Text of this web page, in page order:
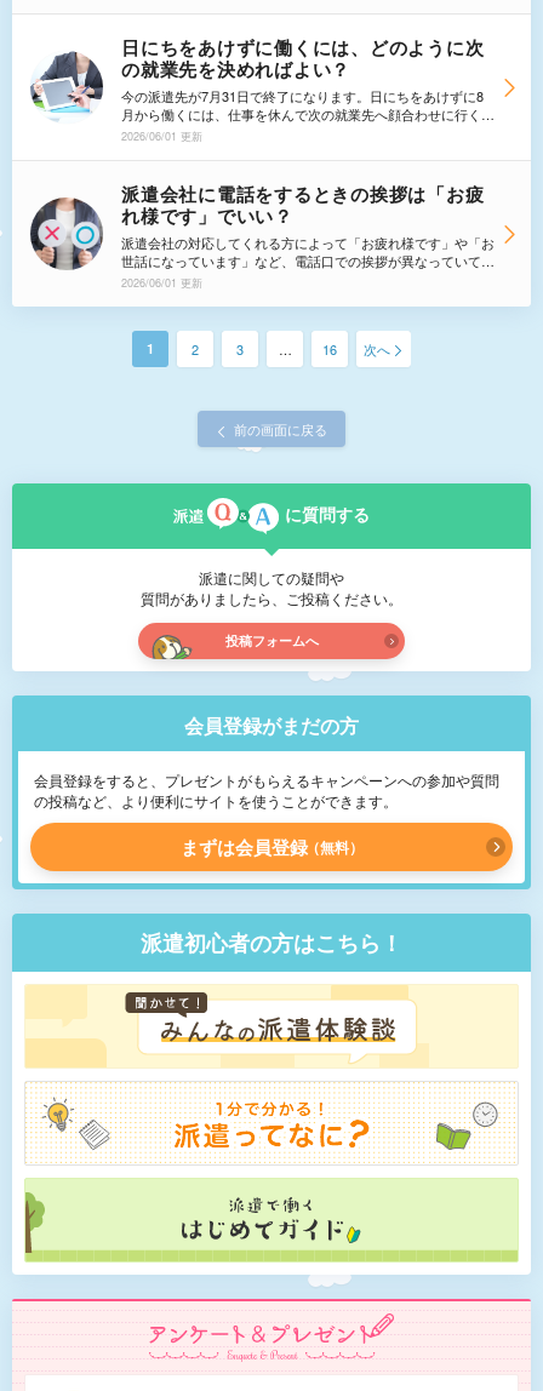
日にちをあけずに働くには、どのように次
の就業先を決めればよい？
今の派遣先が7月31日で終了になります。日にちをあけずに8
月から働くには、仕事を休んで次の就業先へ顔合わせに行くし
かないのでしょうか？皆さんはどうやって次の就業先を決めて
2026/06/01 更新
派遣会社に電話をするときの挨拶は「お疲
れ様です」でいい？
派遣会社の対応してくれる方によって「お疲れ様です」や「お
世話になっています」など、電話口での挨拶が異なっていて、
どちらがいいのか迷ってしまいます。就業しているところなら
2026/06/01 更新
1 2 3 … 16 次へ
前の画面に戻る
に質問する
派遣に関しての疑問や
質問がありましたら、ご投稿ください。
投稿フォームへ
会員登録がまだの方
会員登録をすると、プレゼントがもらえるキャンペーンへの参加や質問
の投稿など、より便利にサイトを使うことができます。
まずは会員登録 無料
派遣初心者の方はこちら！